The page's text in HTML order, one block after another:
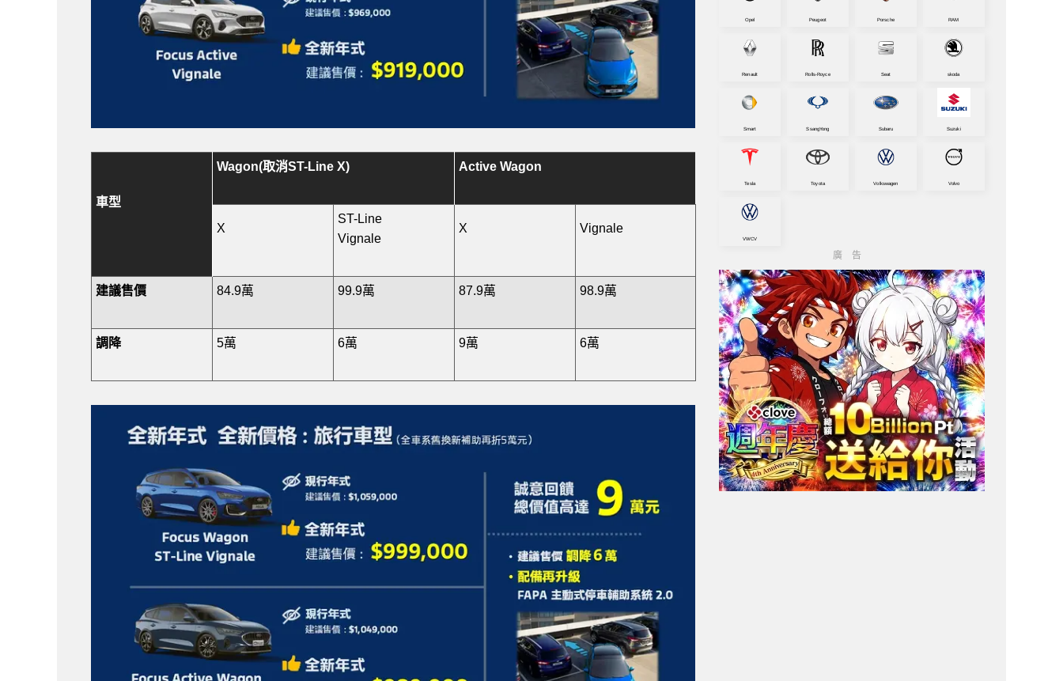
車型
Wagon(取消ST-Line X) Active Wagon
X
ST-Line
Vignale
X Vignale
建議售價 84.9萬 99.9萬 87.9萬 98.9萬
調降 5萬 6萬 9萬 6萬
Opel Peugeot Porsche RAM
Renault Rolls-Royce Seat skoda
Smart SsangYong Subaru Suzuki
Tesla Toyota Volkswagen Volvo
VWCV
廣告